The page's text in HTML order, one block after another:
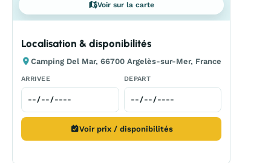
Voir sur la carte
Localisation & disponibilités
Camping Del Mar, 66700 Argelès-sur-Mer, France
ARRIVEE DEPART
Voir prix / disponibilités